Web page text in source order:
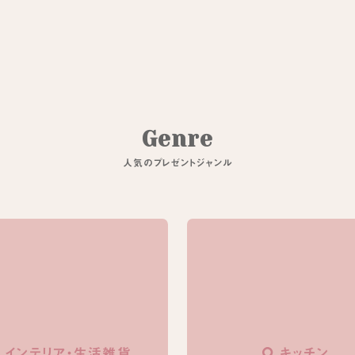
Genre
人 気 の プレゼントジャ ンル